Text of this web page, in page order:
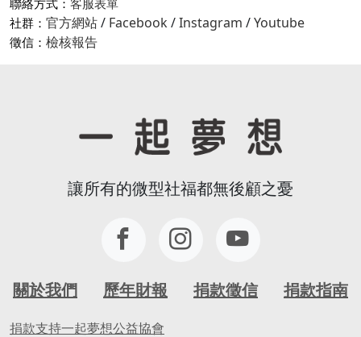
社群： 官方網站/ Facebook/Instagram /Youtube
徵信： 檢核報告
讓所有的微型社福都無後顧之憂
關於我們 歷年財報 捐款徵信 捐款指南
捐款支持一起夢想公益協會